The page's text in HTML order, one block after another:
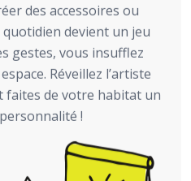
des accessoires ou
devient un jeu
gestes, vous insufflez
Réveillez l’artiste
faites de votre habitat un
!